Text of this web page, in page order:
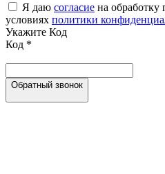
Я даю согласие на обработку
условиях политики
Укажите Код
Код *
Обратный звонок